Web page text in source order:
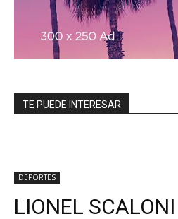
TE PUEDE INTERESAR